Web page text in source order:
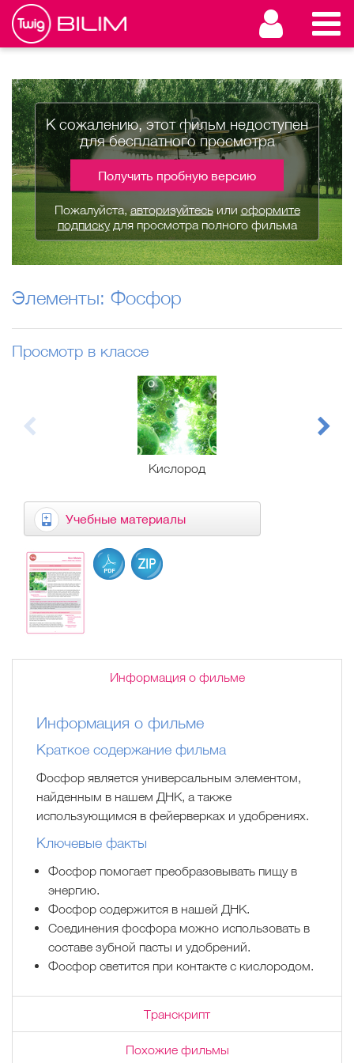
К сожалению, этот фильм недоступен
для бесплатного просмотра
Получить пробную версию
Пожалуйста,авторизуйтесьилиоформите
подпискудля просмотра полного фильма
Элементы: Фосфор
Просмотр в классе
Кислород
Учебные материалы
Информация о фильме
Информация о фильме
Краткое содержание фильма
Фосфор является универсальным элементом,
найденным в нашем ДНК, а также
использующимся в фейерверках и удобрениях.
Ключевые факты
Фосфор помогает преобразовывать пищу в
энергию.
Фосфор содержится в нашей ДНК.
Соединения фосфора можно использовать в
составе зубной пасты и удобрений.
Фосфор светится при контакте с кислородом.
Транскрипт
Похожие фильмы